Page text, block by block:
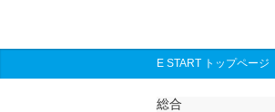
E START トップページ
総合